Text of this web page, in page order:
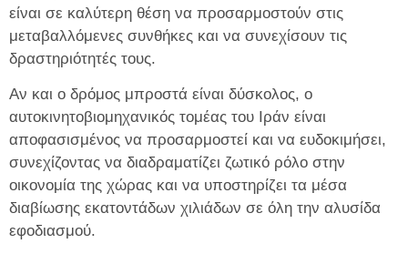
είναι σε καλύτερη θέση να προσαρμοστούν στις
μεταβαλλόμενες συνθήκες και να συνεχίσουν τις
δραστηριότητές τους.
Αν και ο δρόμος μπροστά είναι δύσκολος, ο
αυτοκινητοβιομηχανικός τομέας του Ιράν είναι
αποφασισμένος να προσαρμοστεί και να ευδοκιμήσει,
συνεχίζοντας να διαδραματίζει ζωτικό ρόλο στην
οικονομία της χώρας και να υποστηρίζει τα μέσα
διαβίωσης εκατοντάδων χιλιάδων σε όλη την αλυσίδα
εφοδιασμού.